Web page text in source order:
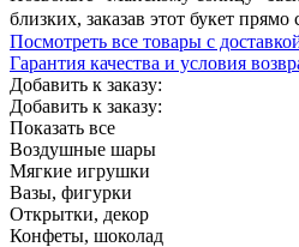
близких, заказав этот букет прямо
Посмотреть все товары с
Гарантия качества и условия
Добавить к заказу:
Добавить к заказу:
Показать все
Воздушные шары
Мягкие игрушки
Вазы, фигурки
Открытки, декор
Конфеты, шоколад